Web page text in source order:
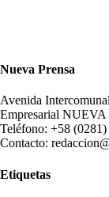
Nueva Prensa
Avenida
Empresarial NUEVA
Teléfono: +58
Contacto:
Etiquetas